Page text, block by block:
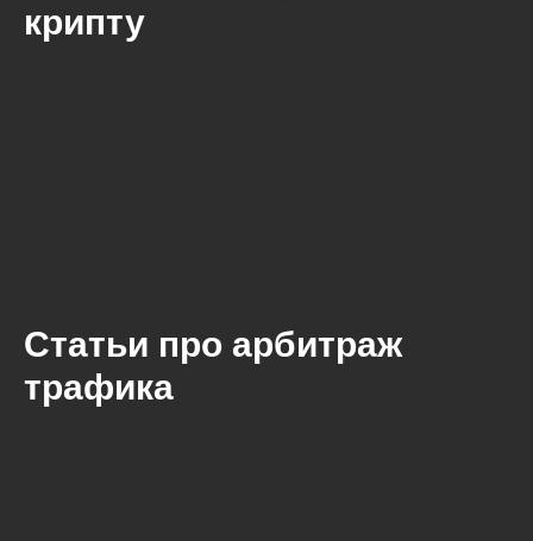
крипту
Статьи про арбитраж
трафика